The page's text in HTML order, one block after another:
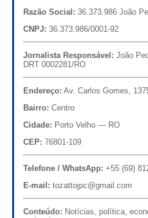
Razão Social: 36.373.986 João
CNPJ: 36.373.986/0001-92
Jornalista Responsável: João
DRT 0002281/RO
Endereço: Av. Carlos Gomes,
Bairro: Centro
Cidade: Porto Velho — RO
CEP: 76801-109
Telefone / WhatsApp: +55 (69)
E-mail: tozattojpc@gmail.com
Conteúdo: Notícias, política,